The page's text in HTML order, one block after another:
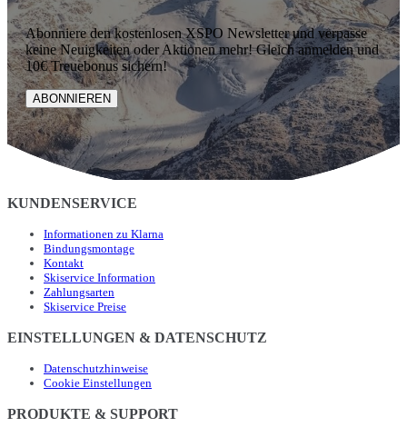
Abonniere den kostenlosen XSPO Newsletter und verpasse
keine Neuigkeiten oder Aktionen mehr! Gleich anmelden und
10€ Treuebonus sichern!
ABONNIEREN
KUNDENSERVICE
Informationen zu Klarna
Bindungsmontage
Kontakt
Skiservice Information
Zahlungsarten
Skiservice Preise
EINSTELLUNGEN & DATENSCHUTZ
Datenschutzhinweise
Cookie Einstellungen
PRODUKTE & SUPPORT